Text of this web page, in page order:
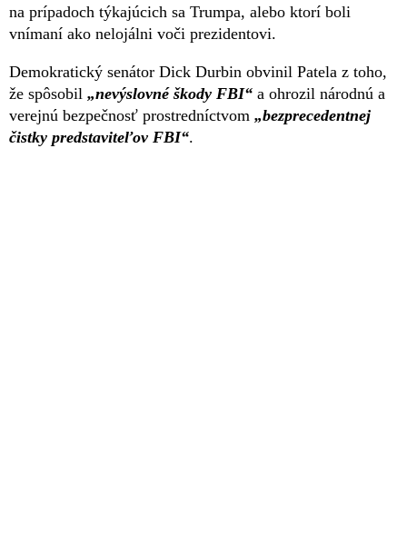
na prípadoch týkajúcich sa Trumpa, alebo ktorí boli
vnímaní ako nelojálni voči prezidentovi.
Demokratický senátor Dick Durbin obvinil Patela z toho,
že spôsobil „nevýslovné škody FBI“ a ohrozil národnú a
verejnú bezpečnosť prostredníctvom „bezprecedentnej
čistky predstaviteľov FBI“.